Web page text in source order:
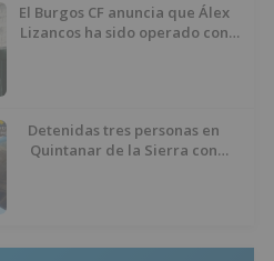
El Burgos CF anuncia que Álex
Lizancos ha sido operado con
Detenidas tres personas en
Quintanar de la Sierra con